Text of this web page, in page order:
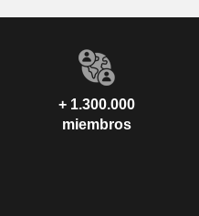
+ 1.300.000
miembros